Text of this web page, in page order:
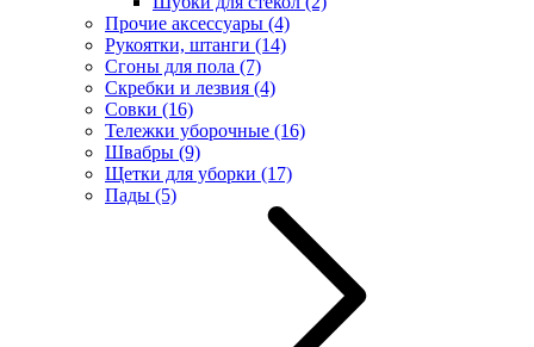
Прочие аксессуары (4)
Рукоятки, штанги (14)
Сгоны для пола (7)
Скребки и лезвия (4)
Совки (16)
Тележки уборочные (16)
Швабры (9)
Щетки для уборки (17)
Пады (5)